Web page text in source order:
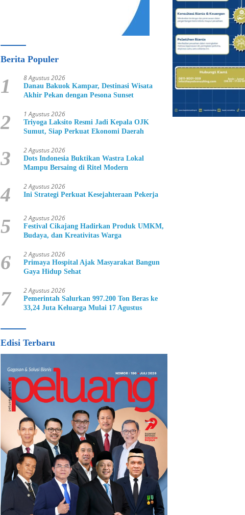
Berita Populer
1 8 Agustus 2026
Danau Bakuok Kampar, Destinasi Wisata
Akhir Pekan dengan Pesona Sunset
2 1 Agustus 2026
Triyoga Laksito Resmi Jadi Kepala OJK
Sumut, Siap Perkuat Ekonomi Daerah
3 2 Agustus 2026
Dots Indonesia Buktikan Wastra Lokal
Mampu Bersaing di Ritel Modern
4 2 Agustus 2026
Ini Strategi Perkuat Kesejahteraan Pekerja
5 2 Agustus 2026
Festival Cikajang Hadirkan Produk UMKM,
Budaya, dan Kreativitas Warga
6 2 Agustus 2026
Primaya Hospital Ajak Masyarakat Bangun
Gaya Hidup Sehat
7 2 Agustus 2026
Pemerintah Salurkan 997.200 Ton Beras ke
33,24 Juta Keluarga Mulai 17 Agustus
Edisi Terbaru